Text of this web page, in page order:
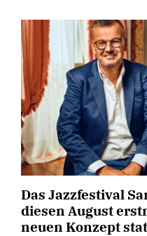
Das Jazzfestival
diesen August
neuen Konzept